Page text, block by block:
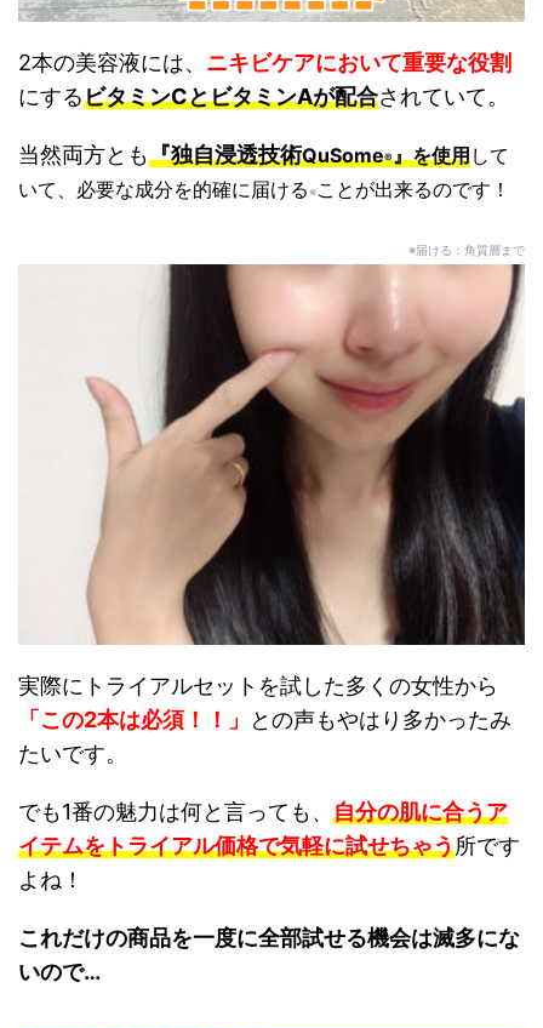
2本の美容液には、 ニキビケアにおいて重要な役割
にするビタミンCとビタミンAが配合されていて。
当然両方とも『独自浸透技術QuSome®︎』を使用して
いて、必要な成分を的確に届ける※ことが出来るのです！
※届ける：角質層まで
実際にトライアルセットを試した多くの女性から
「この2本は必須！！」
との声もやはり多かったみ
たいです。
でも1番の魅力は何と言っても、 自分の肌に合うア
イテムをトライアル価格で気軽に試せちゃう所です
よね！
これだけの商品を一度に全部試せる機会は滅多にな
いので…